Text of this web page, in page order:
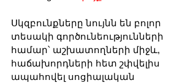
Սկզբունքները նույնն են բոլոր
տեսակի գործունեությունների
համար՝ աշխատողների միջև,
հաճախորդների հետ շփվելիս
ապահովել սոցիալական